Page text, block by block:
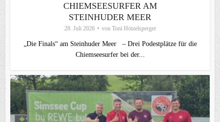
CHIEMSEESURFER AM
STEINHUDER MEER
28. Juli 2026 von Toni Hötzelsperger
„Die Finals“ am Steinhuder Meer – Drei Podestplätze für die
Chiemseesurfer bei der...